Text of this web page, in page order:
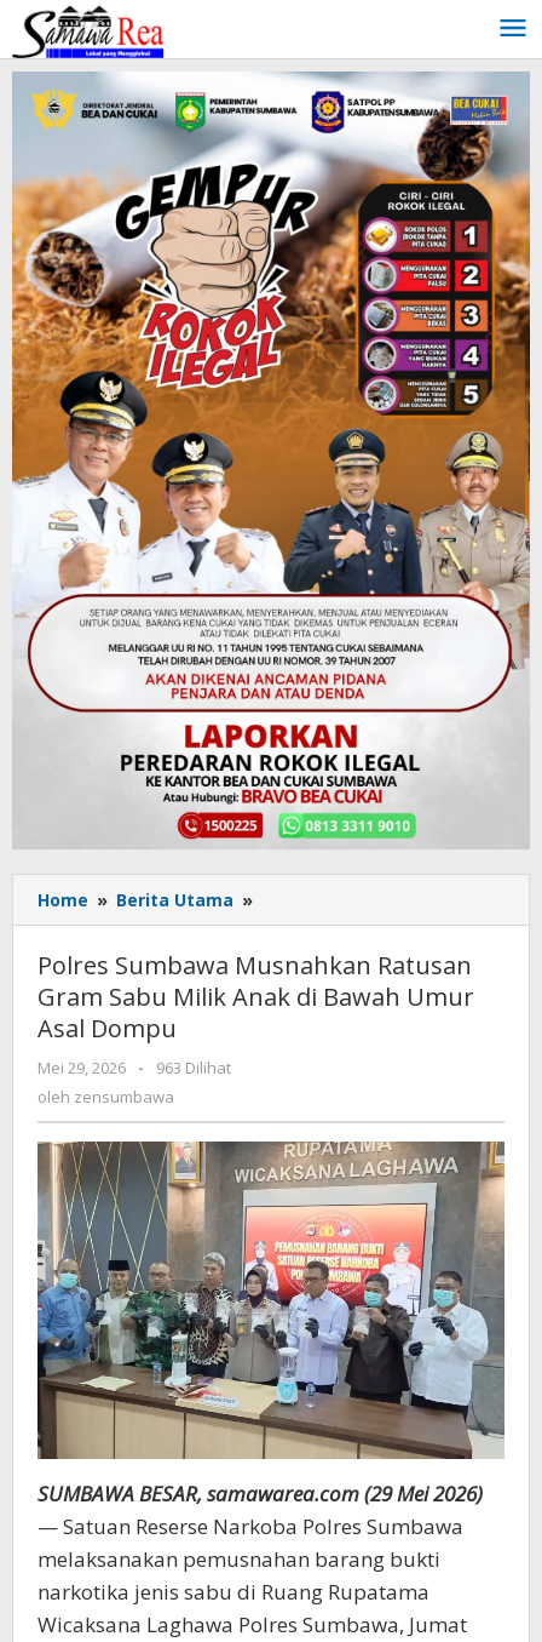
Lewati
konten
Home » Berita Utama »
Sumbawa
Musnahkan
Ratusan
Gram
Bawah
Umur
Asal
Dompu
Polres Sumbawa Musnahkan Ratusan
Gram Sabu Milik Anak di Bawah Umur
Asal Dompu
Mei 29, 2026
oleh
zensumbawa
-
963 Dilihat
oleh zensumbawa
SUMBAWA BESAR, samawarea.com (29 Mei 2026)
— Satuan Reserse Narkoba Polres Sumbawa
melaksanakan pemusnahan barang bukti
narkotika jenis sabu di Ruang Rupatama
Wicaksana Laghawa Polres Sumbawa, Jumat